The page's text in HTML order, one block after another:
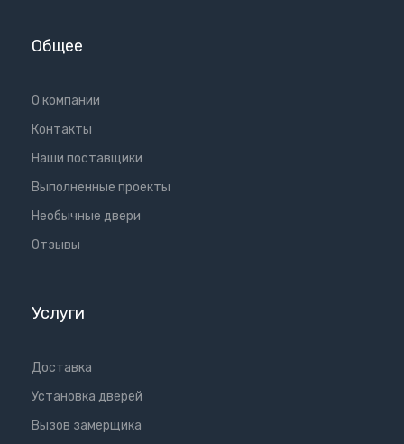
Общее
О компании
Контакты
Наши поставщики
Выполненные проекты
Необычные двери
Отзывы
Услуги
Доставка
Установка дверей
Вызов замерщика